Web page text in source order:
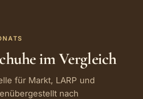
im Vergleich
für Markt, LARP und
nach